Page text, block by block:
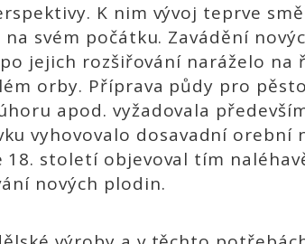
K nim vývoj teprve
svém počátku. Zavádění
jejich rozšiřování naráželo na
orby. Příprava půdy pro
apod. vyžadovala
vyhovovalo dosavadní orební
století objevoval tím
nových plodin.